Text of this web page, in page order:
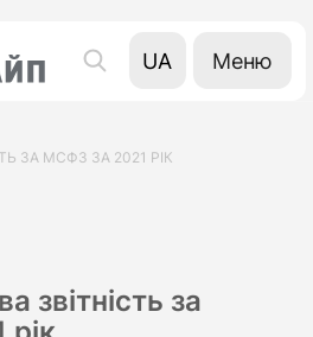
UA
RU
Меню
ЗА МСФЗ ЗА 2021 РІК
звітність за